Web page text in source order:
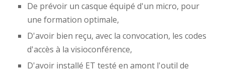
De prévoir un casque équipé d'un micro, pour
une formation optimale,
D'avoir bien reçu, avec la convocation, les codes
d'accès à la visioconférence,
D'avoir installé ET testé en amont l'outil de